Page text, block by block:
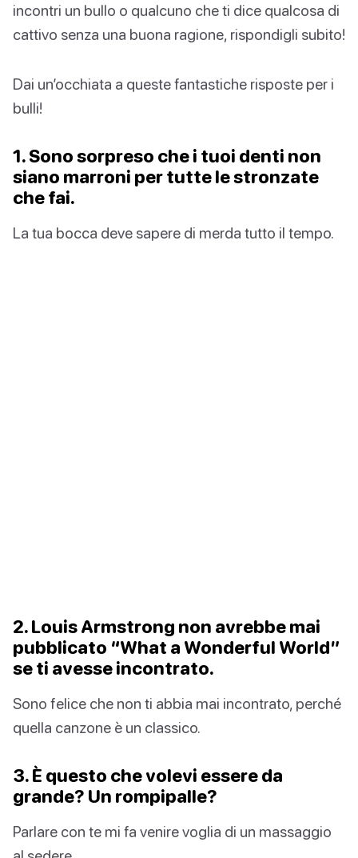
incontri un bullo o qualcuno che ti dice qualcosa di
cattivo senza una buona ragione, rispondigli subito!
Dai un’occhiata a queste fantastiche risposte per i
bulli!
1. Sono sorpreso che i tuoi denti non
siano marroni per tutte le stronzate
che fai.
La tua bocca deve sapere di merda tutto il tempo.
2. Louis Armstrong non avrebbe mai
pubblicato “What a Wonderful World”
se ti avesse incontrato.
Sono felice che non ti abbia mai incontrato, perché
quella canzone è un classico.
3. È questo che volevi essere da
grande? Un rompipalle?
Parlare con te mi fa venire voglia di un massaggio